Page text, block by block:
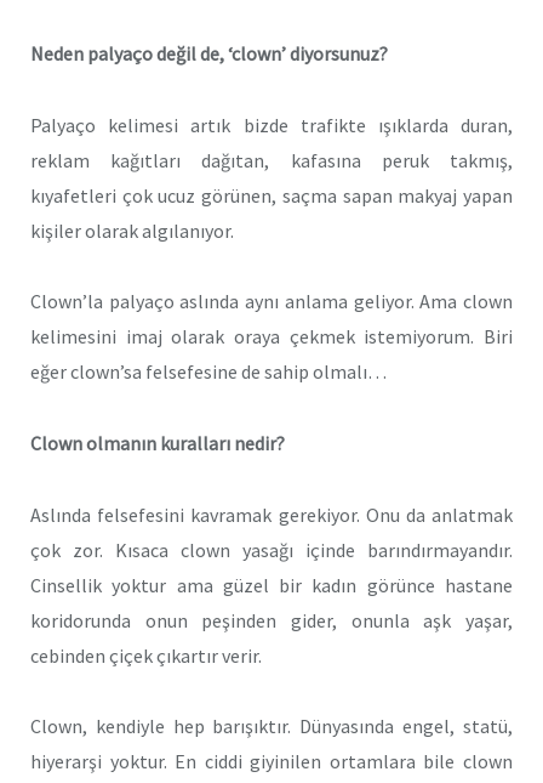
Neden palyaço değil de, ‘clown’ diyorsunuz?
Palyaço kelimesi artık bizde trafikte ışıklarda duran,
reklam kağıtları dağıtan, kafasına peruk takmış,
kıyafetleri çok ucuz görünen, saçma sapan makyaj yapan
kişiler olarak algılanıyor.
Clown’la palyaço aslında aynı anlama geliyor. Ama clown
kelimesini imaj olarak oraya çekmek istemiyorum. Biri
eğer clown’sa felsefesine de sahip olmalı…
Clown olmanın kuralları nedir?
Aslında felsefesini kavramak gerekiyor. Onu da anlatmak
çok zor. Kısaca clown yasağı içinde barındırmayandır.
Cinsellik yoktur ama güzel bir kadın görünce hastane
koridorunda onun peşinden gider, onunla aşk yaşar,
cebinden çiçek çıkartır verir.
Clown, kendiyle hep barışıktır. Dünyasında engel, statü,
hiyerarşi yoktur. En ciddi giyinilen ortamlara bile clown